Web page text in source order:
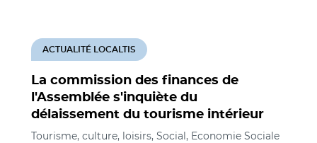
La commission des finances de
l'Assemblée s'inquiète du
délaissement du tourisme intérieur
ACTUALITÉ LOCALTIS
Tourisme, culture, loisirs, Social, Economie Sociale